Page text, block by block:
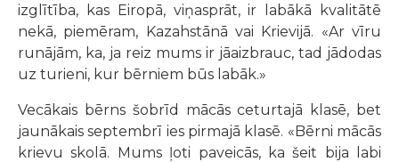
izglītība, kas Eiropā, viņasprāt, ir labākā kvalitātē
nekā, piemēram, Kazahstānā vai Krievijā. «Ar vīru
runājām, ka, ja reiz mums ir jāaizbrauc, tad jādodas
uz turieni, kur bērniem būs labāk.»
Vecākais bērns šobrīd mācās ceturtajā klasē, bet
jaunākais septembrī ies pirmajā klasē. «Bērni mācās
krievu skolā. Mums ļoti paveicās, ka šeit bija labi